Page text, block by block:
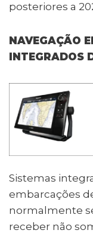
posteriores a
NAVEGAÇÃO
INTEGRADOS
Sistemas
embarcações
normalmente
receber não